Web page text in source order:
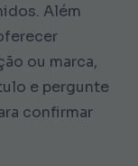
Além
ou marca,
e pergunte
confirmar